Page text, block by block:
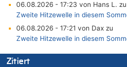
06.08.2026 - 17:23 von Hans L. zu
Zweite Hitzewelle in diesem
06.08.2026 - 17:21 von Dax zu
Zweite Hitzewelle in diesem
FIFA-Spitze demonstriert Einigkeit
Zitiert